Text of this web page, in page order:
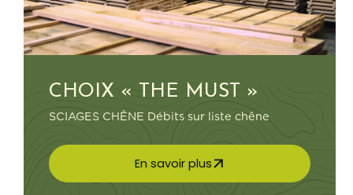
CHOIX « THE MUST »
SCIAGES CHÊNE Débits sur liste chêne
En savoir plus